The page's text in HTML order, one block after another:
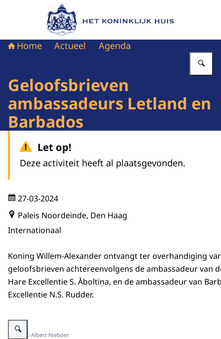
Naar de homepage van Het Koninklijk Huis
Home Actueel Agenda
Geloofsbrieven
ambassadeurs Letland en
Barbados
Let op!
Deze activiteit heeft al plaatsgevonden.
27-03-2024
Paleis Noordeinde, Den Haag
Internationaal
Koning Willem-Alexander ontvangt ter overhandiging
geloofsbrieven achtereenvolgens de ambassadeur van
Hare Excellentie S. Āboltiņa, en de ambassadeur van
Excellentie N.S. Rudder.
Vergroot afbeelding Koning ontvangt geloofsbrieven van de ambassadeur
Beeld: © Albert Nieboer